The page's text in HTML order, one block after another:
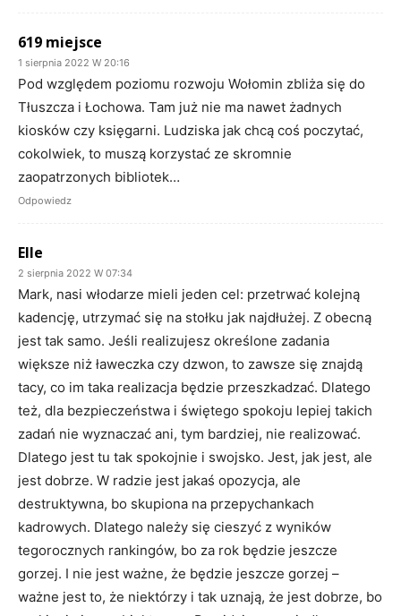
619 miejsce
1 sierpnia 2022 W 20:16
Pod względem poziomu rozwoju Wołomin zbliża się do
Tłuszcza i Łochowa. Tam już nie ma nawet żadnych
kiosków czy księgarni. Ludziska jak chcą coś poczytać,
cokolwiek, to muszą korzystać ze skromnie
zaopatrzonych bibliotek…
Odpowiedz
Elle
2 sierpnia 2022 W 07:34
Mark, nasi włodarze mieli jeden cel: przetrwać kolejną
kadencję, utrzymać się na stołku jak najdłużej. Z obecną
jest tak samo. Jeśli realizujesz określone zadania
większe niż ławeczka czy dzwon, to zawsze się znajdą
tacy, co im taka realizacja będzie przeszkadzać. Dlatego
też, dla bezpieczeństwa i świętego spokoju lepiej takich
zadań nie wyznaczać ani, tym bardziej, nie realizować.
Dlatego jest tu tak spokojnie i swojsko. Jest, jak jest, ale
jest dobrze. W radzie jest jakaś opozycja, ale
destruktywna, bo skupiona na przepychankach
kadrowych. Dlatego należy się cieszyć z wyników
tegorocznych rankingów, bo za rok będzie jeszcze
gorzej. I nie jest ważne, że będzie jeszcze gorzej –
ważne jest to, że niektórzy i tak uznają, że jest dobrze, bo